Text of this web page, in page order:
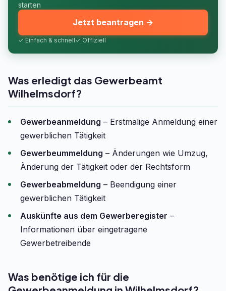
starten
✓ Einfach & schnell✓ Offiziell
Jetzt beantragen →
Was erledigt das Gewerbeamt
Wilhelmsdorf?
Gewerbeanmeldung – Erstmalige Anmeldung einer
gewerblichen Tätigkeit
Gewerbeummeldung – Änderungen wie Umzug,
Änderung der Tätigkeit oder der Rechtsform
Gewerbeabmeldung – Beendigung einer
gewerblichen Tätigkeit
Auskünfte aus dem Gewerberegister –
Informationen über eingetragene
Gewerbetreibende
Was benötige ich für die